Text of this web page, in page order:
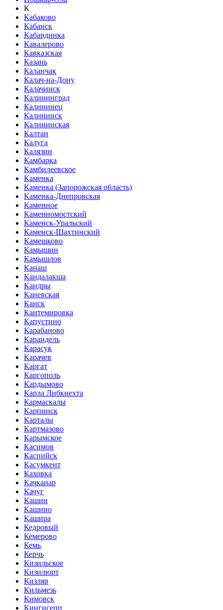
К
Кабаково
Кабанск
Кабардинка
Кавалерово
Кавказская
Казань
Каланчак
Калач-на-Дону
Калачинск
Калининград
Калининец
Калининск
Калининская
Калтан
Калуга
Калязин
Камбарка
Камбилеевское
Каменка
Каменка (Запорожская область)
Каменка-Днепровская
Каменное
Каменномостский
Каменск-Уральский
Каменск-Шахтинский
Камешково
Камышин
Камышлов
Канаш
Кандалакша
Кандры
Каневская
Канск
Кантемировка
Капустино
Карабаново
Караидель
Карасук
Карачев
Каргат
Каргополь
Кардымово
Карла Либкнехта
Кармаскалы
Карпинск
Карталы
Картмазово
Карымское
Касимов
Каспийск
Касумкент
Каховка
Качканар
Качуг
Кашин
Кашино
Кашира
Кедровый
Кемерово
Кемь
Керчь
Кизильское
Кизилюрт
Кизляр
Кильмезь
Кимовск
Кингисепп